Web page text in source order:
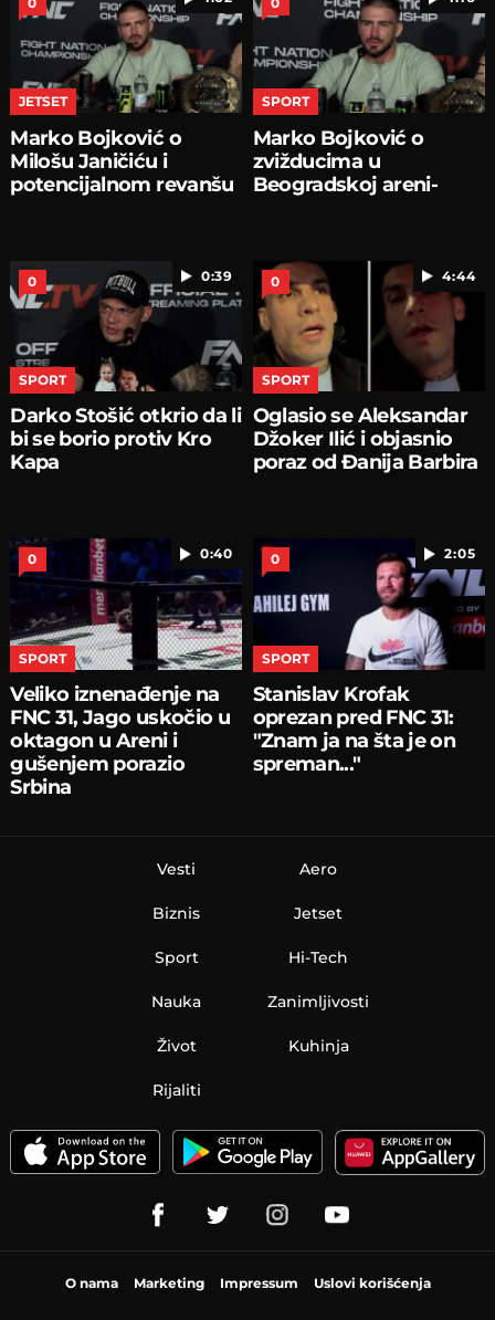
JETSET
Marko Bojković o
Milošu Janičiću i
potencijalnom revanšu
SPORT
Marko Bojković o
zvižducima u
Beogradskoj areni-
0:39
0
SPORT
Darko Stošić otkrio da li
bi se borio protiv Kro
Kapa
4:44
0
SPORT
Oglasio se Aleksandar
Džoker Ilić i objasnio
poraz od Đanija Barbira
0:40
0
SPORT
Veliko iznenađenje na
FNC 31, Jago uskočio u
oktagon u Areni i
gušenjem porazio
Srbina
2:05
0
SPORT
Stanislav Krofak
oprezan pred FNC 31:
"Znam ja na šta je on
spreman..."
Vesti
Biznis
Sport
Nauka
Aero
Jetset
Hi-Tech
Zanimljivosti
Život Kuhinja
Rijaliti
O nama Marketing Impressum Uslovi korišćenja